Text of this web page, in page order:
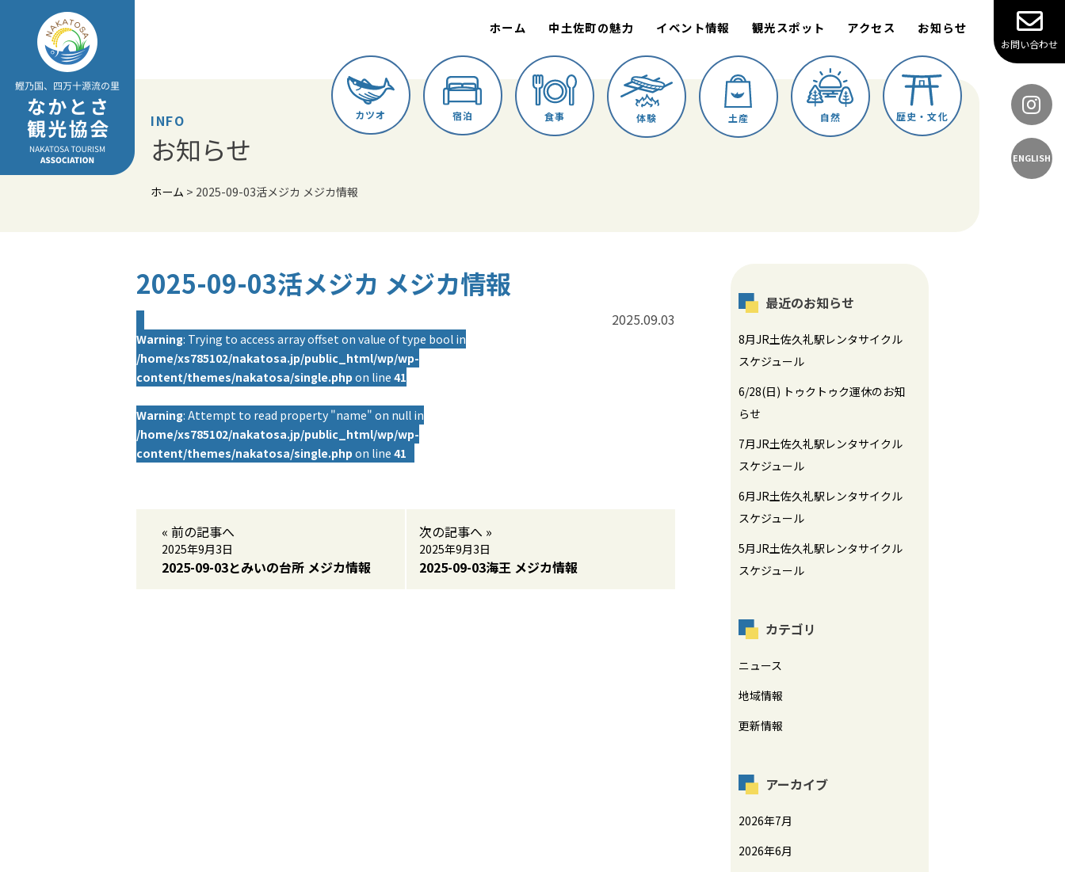
content
ホーム 中土佐町の魅力 イベント情報 観光スポット アクセス お知らせ
お問い合わせ
ENGLISH
カツオ 宿泊 食事 体験 土産 自然 歴史・文化
INFO
お知らせ
ホーム > 2025-09-03活メジカ メジカ情報
2025-09-03活メジカ メジカ情報
Warning: Trying to access array offset on value of type bool in
/home/xs785102/nakatosa.jp/public_html/wp/wp-
content/themes/nakatosa/single.php on line 41
Warning: Attempt to read property "name" on null in
/home/xs785102/nakatosa.jp/public_html/wp/wp-
content/themes/nakatosa/single.php on line 41
2025.09.03
« 前の記事へ
2025年9月3日
2025-09-03とみいの台所 メジカ情報
次の記事へ »
2025年9月3日
2025-09-03海王 メジカ情報
最近のお知らせ
8月JR土佐久礼駅レンタサイクル
スケジュール
6/28(日) トゥクトゥク運休のお知
らせ
7月JR土佐久礼駅レンタサイクル
スケジュール
6月JR土佐久礼駅レンタサイクル
スケジュール
5月JR土佐久礼駅レンタサイクル
スケジュール
カテゴリ
ニュース
地域情報
更新情報
アーカイブ
2026年7月
2026年6月